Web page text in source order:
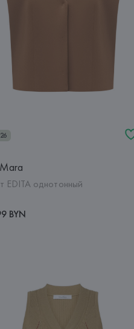
EDITA однотонный
BYN